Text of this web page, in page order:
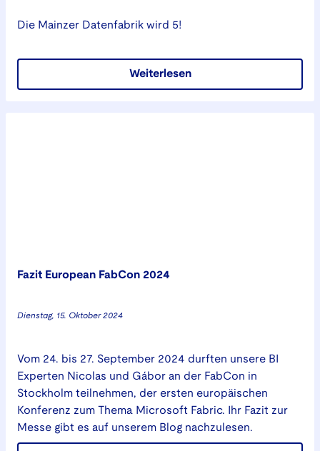
Die Mainzer Datenfabrik wird 5!
Weiterlesen
Fazit European FabCon 2024
Dienstag, 15. Oktober 2024
Vom 24. bis 27. September 2024 durften unsere BI
Experten Nicolas und Gábor an der FabCon in
Stockholm teilnehmen, der ersten europäischen
Konferenz zum Thema Microsoft Fabric. Ihr Fazit zur
Messe gibt es auf unserem Blog nachzulesen.